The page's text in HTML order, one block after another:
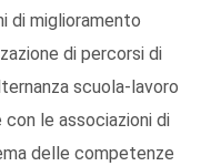
di miglioramento
di percorsi di
scuola-lavoro
le associazioni di
delle competenze